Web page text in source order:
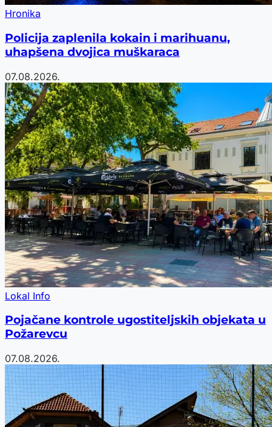
Hronika
Policija zaplenila kokain i marihuanu,
uhapšena dvojica muškaraca
07.08.2026.
Lokal Info
Pojačane kontrole ugostiteljskih objekata u
Požarevcu
07.08.2026.